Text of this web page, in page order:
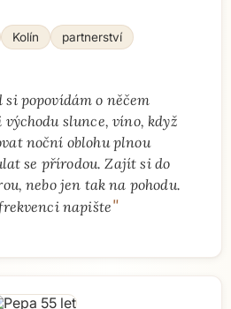
Kolín partnerství
popovídám o něčem
slunce, víno, když
noční oblohu plnou
se přírodou. Zajít si do
nebo jen tak na pohodu.
napište"